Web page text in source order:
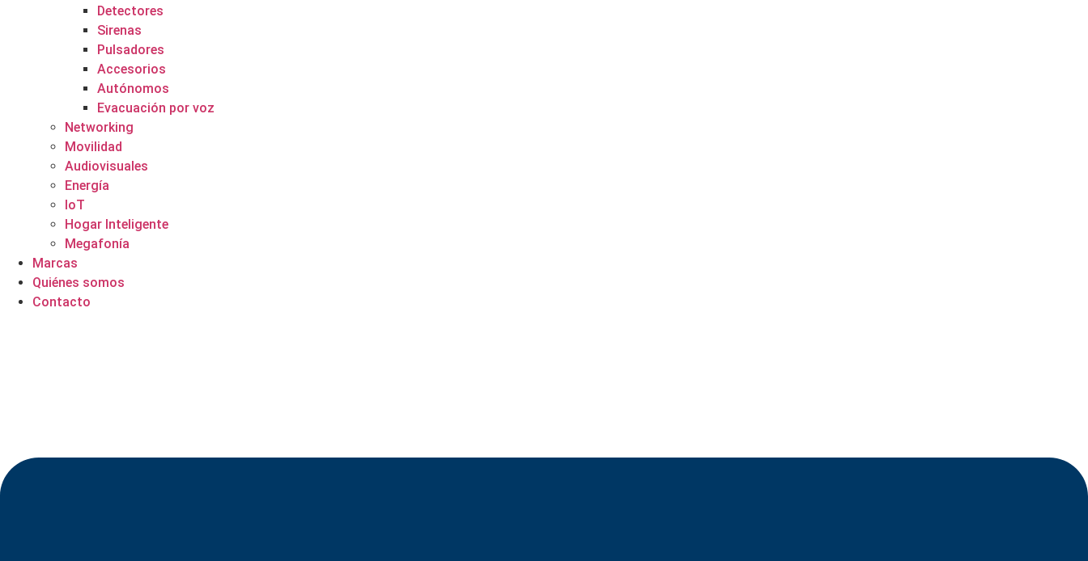
Detectores
Sirenas
Pulsadores
Accesorios
Autónomos
Evacuación por voz
Networking
Movilidad
Audiovisuales
Energía
IoT
Hogar Inteligente
Megafonía
Marcas
Quiénes somos
Contacto